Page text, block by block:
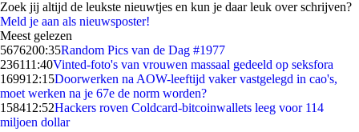
Zoek jij altijd de leukste nieuwtjes en kun je daar leuk over schrijven?
Meld je aan als nieuwsposter!
Meest gelezen
5676200:35Random Pics van de Dag #1977
236111:40Vinted-foto's van vrouwen massaal gedeeld op seksfora
169912:15Doorwerken na AOW-leeftijd vaker vastgelegd in cao's,
moet werken na je 67e de norm worden?
158412:52Hackers roven Coldcard-bitcoinwallets leeg voor 114
miljoen dollar